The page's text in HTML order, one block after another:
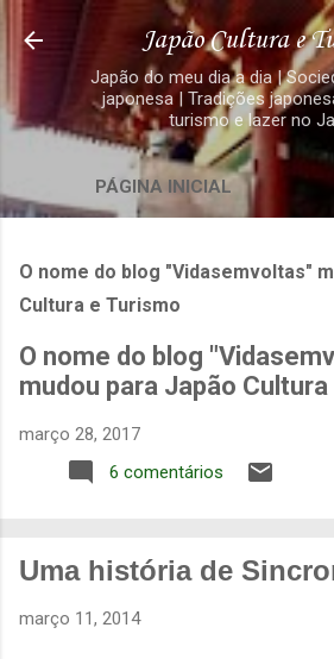
Pular para o
Japão Cultura e
Japão do meu dia a dia |
japonesa | Tradições
turismo e lazer no
PÁGINA INICIAL
O nome do blog "Vidasemvoltas"
Cultura e Turismo
O nome do blog
mudou para Japão
março 28, 2017
6 comentários
Uma história de
março 11, 2014